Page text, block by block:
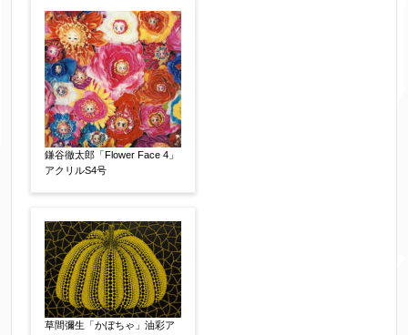
鎌谷徹太郎「Flower Face 4」
アクリルS4号
草間彌生「かぼちゃ」油彩ア